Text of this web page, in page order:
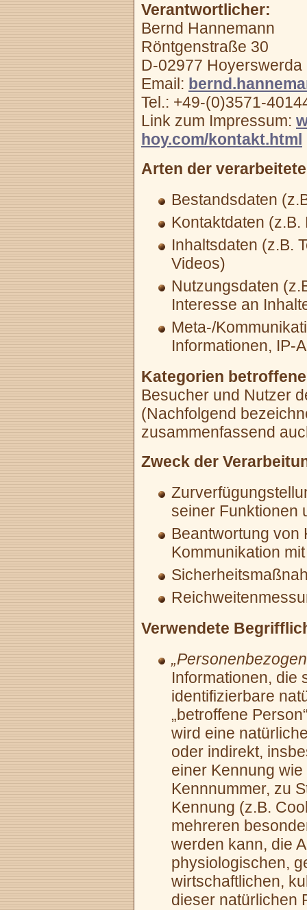
Verantwortlicher:
Bernd Hannemann
Röntgenstraße 30
D-02977 Hoyerswerda
Email:
Tel.: +49-(0)3571-
Link zum Impressum:
hoy.com/kontakt.html
Arten der
Bestandsdaten
Kontaktdaten (z.B.
Inhaltsdaten (z.B.
Videos)
Nutzungsdaten
Interesse an
Meta-/
Informationen, IP-
Kategorien
Besucher und Nutzer
(Nachfolgend
zusammenfassend
Zweck der
seiner Funktionen
Beantwortung von
Kommunikation
Verwendete
Informationen, die
identifizierbare
„betroffene
wird eine
oder indirekt,
einer Kennung
Kennnummer, zu
Kennung (z.B.
mehreren
werden kann, die
physiologischen,
wirtschaftlichen,
dieser natürlichen